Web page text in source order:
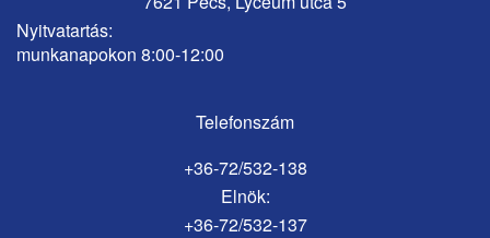
Nyitvatartás:
munkanapokon 8:00-12:00
Telefonszám
+36-72/532-138
Elnök:
+36-72/532-137